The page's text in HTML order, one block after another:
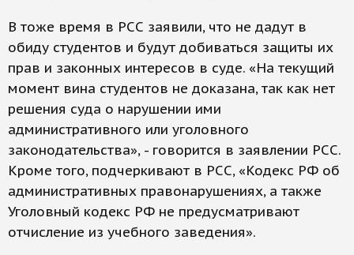
В тоже время в РСС заявили, что не дадут в
обиду студентов и будут добиваться защиты их
прав и законных интересов в суде. «На текущий
момент вина студентов не доказана, так как нет
решения суда о нарушении ими
административного или уголовного
законодательства», - говорится в заявлении РСС.
Кроме того, подчеркивают в РСС, «Кодекс РФ об
административных правонарушениях, а также
Уголовный кодекс РФ не предусматривают
отчисление из учебного заведения».